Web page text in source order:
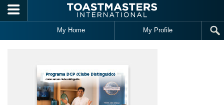
Skip to main content
My Home My Profile